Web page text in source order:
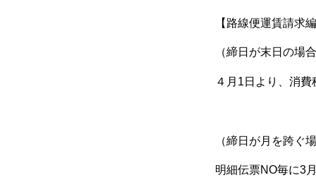
【路線便運賃請求
（締日が末日の場
４月1日より、消費
（締日が月を跨ぐ
明細伝票NO毎に3